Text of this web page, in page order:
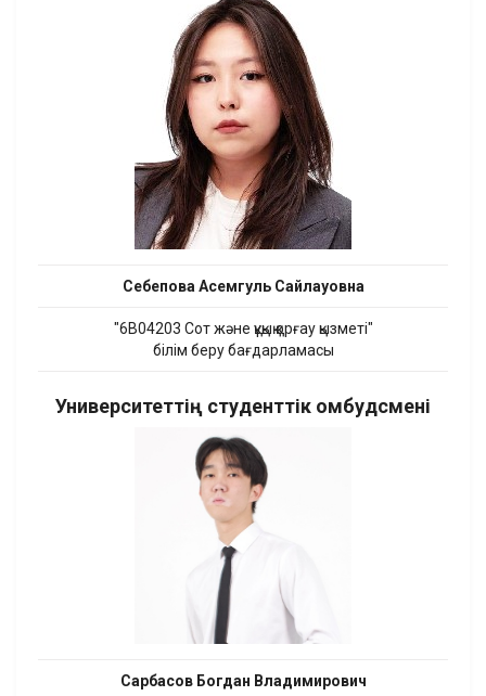
Себепова Асемгуль Сайлауовна
"6B04203 Сот және құқық қорғау қызметі"
білім беру бағдарламасы
Университеттің студенттік омбудсмені
Сарбасов Богдан Владимирович